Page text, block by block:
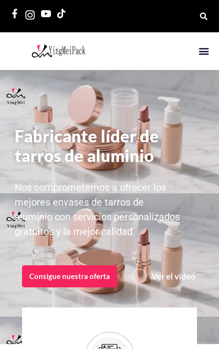
Fabricante líder de
tarros de aluminio
Nos comprometemos a ofrecer los
mejores envases de tarros de
aluminio con servicios personalizados
gratuitos y la mejor calidad.
Consigue nuestra oferta Ver el vídeo